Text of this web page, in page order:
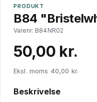
PRODUKT
B84
Varenr: B84NR02
50,00 kr.
Eksl. moms 40,00 kr.
Beskrivelse